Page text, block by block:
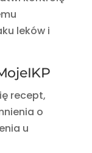
leków i
recept,
o
u